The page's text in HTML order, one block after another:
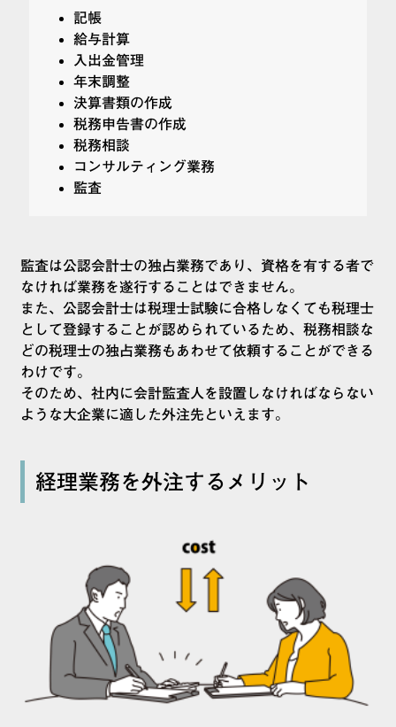
記帳
給与計算
入出金管理
年末調整
決算書類の作成
税務申告書の作成
税務相談
コンサルティング業務
監査
監査は公認会計士の独占業務であり、資格を有する者で
なければ業務を遂行することはできません。
また、公認会計士は税理士試験に合格しなくても税理士
として登録することが認められているため、税務相談な
どの税理士の独占業務もあわせて依頼することができる
わけです。
そのため、社内に会計監査人を設置しなければならない
ような大企業に適した外注先といえます。
経理業務を外注するメリット